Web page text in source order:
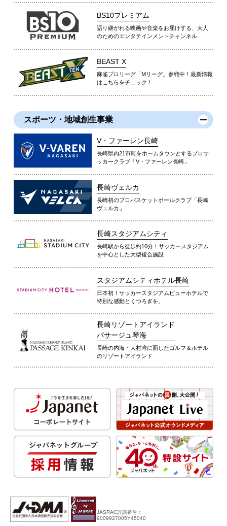
BS10プレミアム
語り継がれる映画や音楽をお届けする、大人
のためのエンタテインメントチャンネル
BEAST X
麻雀プロリーグ「Mリーグ」参戦中！最新情報
はこちらをチェック！
スポーツ・地域創生事業
V・ファーレン長崎
長崎県内21市町をホームタウンとするプロサ
ッカークラブ「V・ファーレン長崎」
長崎ヴェルカ
長崎初のプロバスケットボールクラブ「長崎
ヴェルカ」
長崎スタジアムシティ
長崎駅から徒歩約10分！サッカースタジアム
を中心とした大型複合施設
スタジアムシティホテル長崎
日本初！サッカースタジアムビューホテルで
特別な感動とくつろぎを。
長崎リゾートアイランド
パサージュ琴海
長崎の内海・大村湾に面したゴルフ＆ホテル
のリゾートアイランド
JASRAC許諾番号：
9009927005Y45040